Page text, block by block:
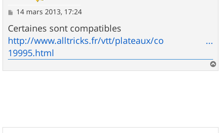
M
s
s
a
g
e
14 mars 2013, 17:24
Certaines sont compatibles
http://www.alltricks.fr/vtt/plateaux/co ...
19995.html
a